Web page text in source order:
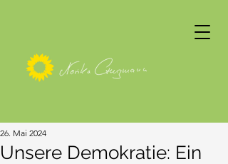
Unsere Demokratie: Ein
26. Mai 2024